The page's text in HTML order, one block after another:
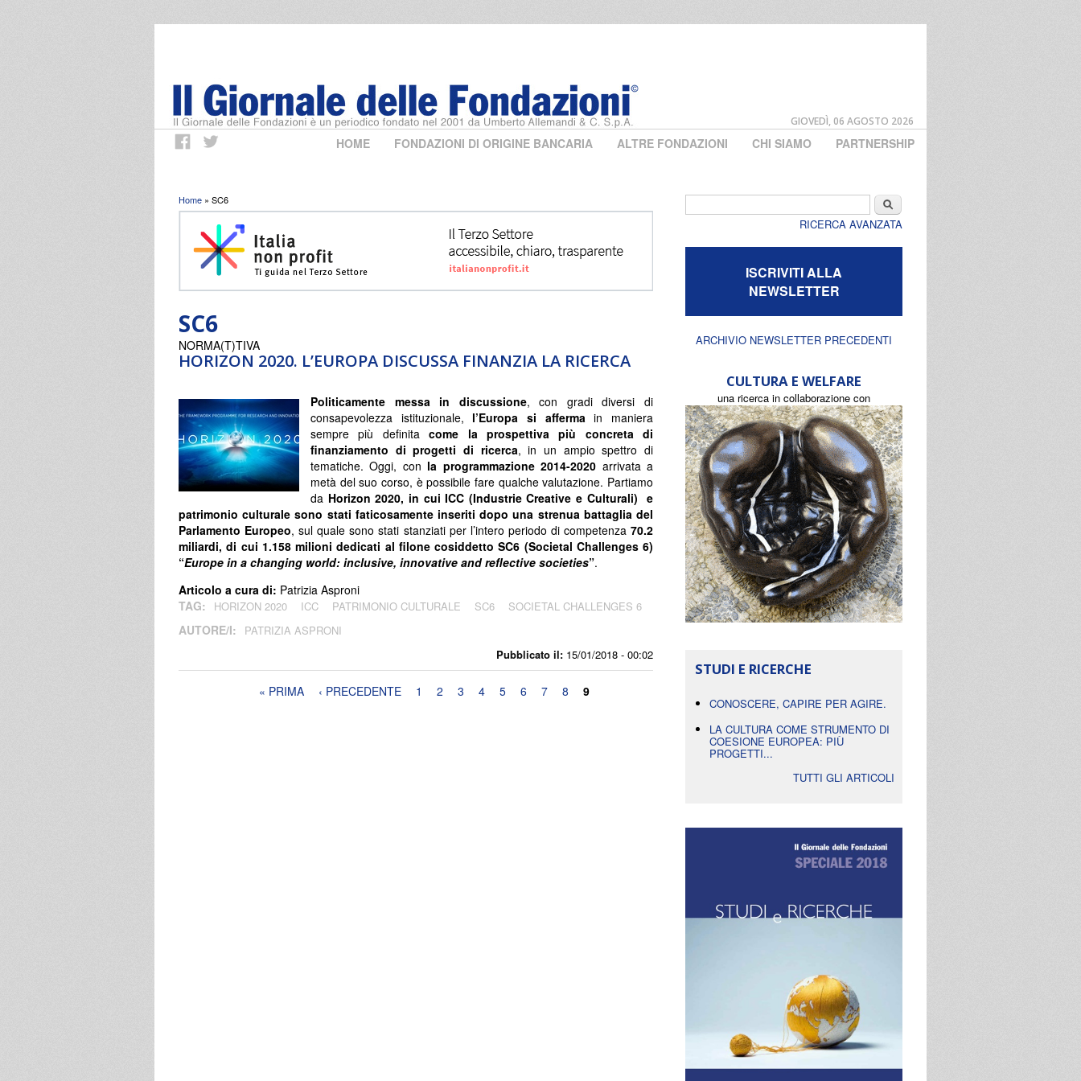
GIOVEDÌ, 06 AGOSTO 2026
HOME FONDAZIONI DI ORIGINE BANCARIA ALTRE FONDAZIONI CHI SIAMO PARTNERSHIP
Tu sei qui
Home » SC6
SC6
HORIZON 2020. L’EUROPA DISCUSSA FINANZIA LA RICERCA
Pubblicato il: 15/01/2018 - 00:02
NORMA(T)TIVA
Politicamente messa in discussione, con gradi diversi di
consapevolezza istituzionale, l’Europa si afferma in maniera
sempre più definitacome la prospettiva più concreta di
finanziamento di progetti di ricerca, in un ampio spettro di
tematiche. Oggi, con la programmazione 2014-2020 arrivata a
metà del suo corso, è possibile fare qualche valutazione. Partiamo
da Horizon 2020, in cui ICC (Industrie Creative e Culturali) e
patrimonio culturale sono stati faticosamente inseriti dopo una strenua battaglia del
Parlamento Europeo, sul quale sono stati stanziati per l’intero periodo di competenza70.2
miliardi, di cui 1.158 milioni dedicati al filone cosiddetto SC6 (Societal Challenges 6)
“Europe in a changing world: inclusive, innovative and reflective societies”.
Articolo a cura di: Patrizia Asproni
TAG:
HORIZON 2020 ICC PATRIMONIO CULTURALE SC6 SOCIETAL CHALLENGES 6
AUTORE/I: PATRIZIA ASPRONI
« PRIMA ‹ PRECEDENTE 1 2 3 4 5 6 7 8 9
Cerca
RICERCA AVANZATA
ISCRIVITI ALLA
NEWSLETTER
ARCHIVIO NEWSLETTER PRECEDENTI
CULTURA E WELFARE
una ricerca in collaborazione con
STUDI E RICERCHE
CONOSCERE, CAPIRE PER AGIRE.
LA CULTURA COME STRUMENTO DI
COESIONE EUROPEA: PIÙ
PROGETTI...
TUTTI GLI ARTICOLI